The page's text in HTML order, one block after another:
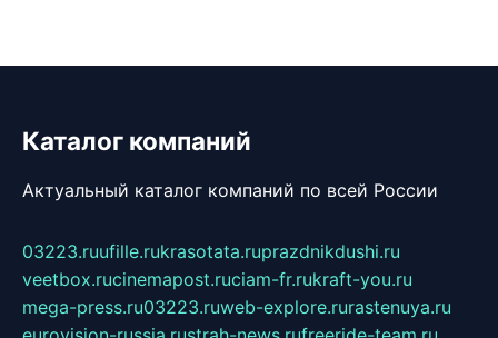
Каталог компаний
Актуальный каталог компаний по всей России
03223.ruufille.rukrasotata.ruprazdnikdushi.ru
veetbox.rucinemapost.ruciam-fr.rukraft-you.ru
mega-press.ru03223.ruweb-explore.rurastenuya.ru